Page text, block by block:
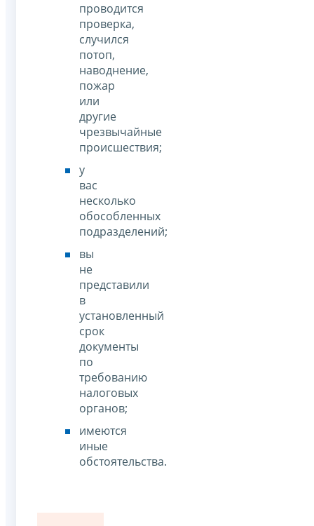
проводится
проверка,
случился
потоп,
наводнение,
пожар
или
другие
чрезвычайные
происшествия;
у
вас
несколько
обособленных
подразделений;
вы
не
представили
в
установленный
срок
документы
по
требованию
налоговых
органов;
имеются
иные
обстоятельства.